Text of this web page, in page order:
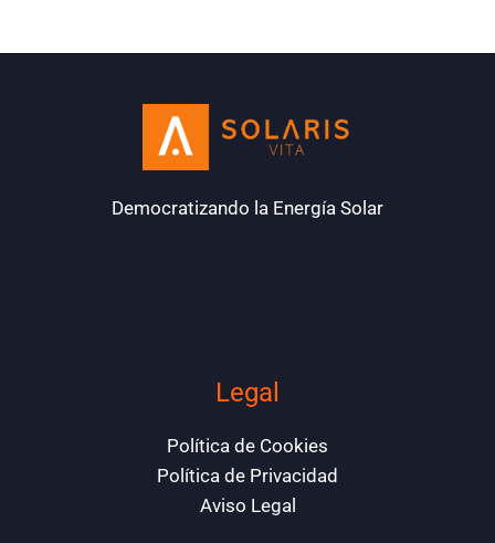
Democratizando la Energía Solar
Legal
Política de Cookies
Política de Privacidad
Aviso Legal